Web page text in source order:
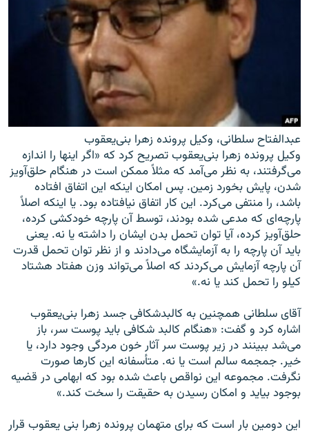
عبدالفتاح سلطانی، وکیل پرونده زهرا بنی‌یعقوب
وکیل پرونده زهرا بنی‌یعقوب تصریح کرد که «اگر اینها را اندازه
می‌گرفتند، به نظر می‌آمد که مثلاً ممکن است در هنگام حلق‌آویز
شدن، پایش بخورد زمین. پس امکان اینکه این اتفاق افتاده
باشد، را منتفی می‌کرد. این کار اتفاق نیافتاده بود. یا اینکه اصلاً
پارچه‌ای که مدعی شده بودند، توسط آن پارچه خودکشی کرده،
حلق‌آویز کرده، آیا توان تحمل بدن ایشان را داشته یا نه. یعنی
باید آن پارچه را به آزمایشگاه می‌دادند و از نظر توان تحمل قدرت
آن پارچه آزمایش می‌کردند که اصلاً می‌تواند وزن هفتاد هشتاد
کیلو را تحمل کند یا نه.»
آقای سلطانی همچنین به کالبدشکافی جسد زهرا بنی‌یعقوب
اشاره کرد و گفت: «هنگام کالبد شکافی باید پوست سر، باز
می‌شد ببینند در زیر پوست سر آثار خون مردگی وجود دارد، یا
خیر. جمجمه سالم است یا نه. متأسفانه این کارها صورت
نگرفت. مجموعه این نواقص باعث شده بود که ابهامی در قضیه
بوجود بیاید و امکان رسیدن به حقیقت را سخت کند.»
این دومین بار است که برای متهمان پرونده زهرا بنی یعقوب قرار